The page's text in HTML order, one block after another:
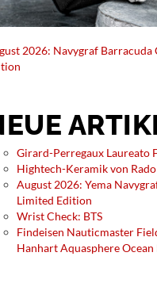
2026: Navygraf Barracuda
Girard-Perregaux Laureato
Hightech-Keramik von Rado
August 2026: Yema
Limited Edition
Wrist Check: BTS
Findeisen Nauticmaster
Hanhart Aquasphere Ocean